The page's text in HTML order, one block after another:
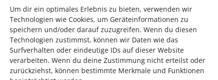
Um dir ein optimales Erlebnis zu bieten, verwenden wir
Technologien wie Cookies, um Geräteinformationen zu
speichern und/oder darauf zuzugreifen. Wenn du diesen
Technologien zustimmst, können wir Daten wie das
Surfverhalten oder eindeutige IDs auf dieser Website
verarbeiten. Wenn du deine Zustimmung nicht erteilst oder
zurückziehst, können bestimmte Merkmale und Funktionen
Mithilfe im Bereich Technik. Sie haben Interesse? Dann
melden Sie sich unterinfo@kulturparkett-rhein-neckar.de
*KULTURTIPP SOMMERPAUSE: FESTIVAL DES DEUTSCHEN FILMS*